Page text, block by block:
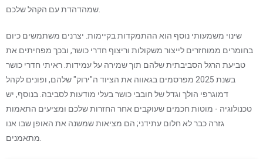
שינוי משמעותי נוסף הוא ההתמקדות בקיימות. יצרנים משתמשים כיום
בחומרים ממוחזרים לייצור משקולות וריצוף חדרי כושר, ובכך מפחיתים את
טביעת הרגל הסביבתית שלהם תוך שמירה על עמידות. ראיתי חדרי כושר
בשנת 2025 מפרסמים בגאווה את הציוד ה"ירוק" שלהם, ופונים לקהל
דמוגרפי הולך וגדל של חובבי כושר בעלי מודעות לסביבה. בנוסף, יש
טכנולוגיה - מוטות חכמים שעוקבים אחר החזרות שלכם ומציעים התאמות
גזרה כבר לא חלום עתידני; הם מציאות שמשנה את האופן שבו אנו